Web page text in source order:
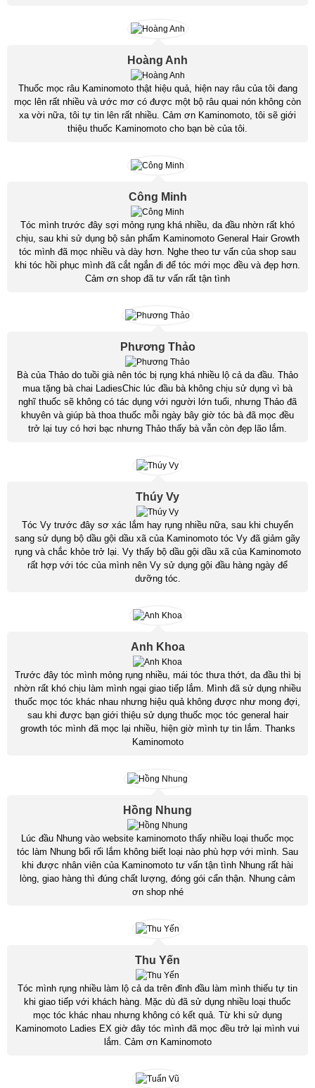
Hoàng Anh
Thuốc mọc râu Kaminomoto thật hiệu quả, hiện nay râu của tôi đang
mọc lên rất nhiều và ước mơ có được một bộ râu quai nón không còn
xa vời nữa, tôi tự tin lên rất nhiều. Cảm ơn Kaminomoto, tôi sẽ giới
thiệu thuốc Kaminomoto cho bạn bè của tôi.
Công Minh
Tóc mình trước đây sợi mỏng rụng khá nhiều, da đầu nhờn rất khó
chịu, sau khi sử dụng bộ sản phẩm Kaminomoto General Hair Growth
tóc mình đã mọc nhiều và dày hơn. Nghe theo tư vấn của shop sau
khi tóc hồi phục mình đã cắt ngắn đi để tóc mới mọc đều và đẹp hơn.
Cảm ơn shop đã tư vấn rất tận tình
Phương Thảo
Bà của Thảo do tuồi già nên tóc bị rụng khá nhiều lộ cả da đầu. Thảo
mua tặng bà chai LadiesChic lúc đầu bà không chịu sử dụng vì bà
nghĩ thuốc sẽ không có tác dụng với người lớn tuổi, nhưng Thảo đã
khuyên và giúp bà thoa thuốc mỗi ngày bây giờ tóc bà đã mọc đều
trở lại tuy có hơi bạc nhưng Thảo thấy bà vẫn còn đẹp lão lắm.
Thúy Vy
Tóc Vy trước đây sơ xác lắm hay rụng nhiều nữa, sau khi chuyển
sang sử dụng bộ dầu gội dầu xã của Kaminomoto tóc Vy đã giảm gãy
rụng và chắc khỏe trở lại. Vy thấy bộ dầu gội dầu xã của Kaminomoto
rất hợp với tóc của mình nên Vy sử dụng gội đầu hàng ngày để
dưỡng tóc.
Anh Khoa
Trước đây tóc mình mỏng rụng nhiều, mái tóc thưa thớt, da đầu thì bị
nhờn rất khó chịu làm mình ngại giao tiếp lắm. Mình đã sử dụng nhiều
thuốc mọc tóc khác nhau nhưng hiệu quả không được như mong đợi,
sau khi được bạn giới thiệu sử dụng thuốc mọc tóc general hair
growth tóc mình đã mọc lại nhiều, hiện giờ mình tự tin lắm. Thanks
Kaminomoto
Hồng Nhung
Lúc đầu Nhung vào website kaminomoto thấy nhiều loại thuốc mọc
tóc làm Nhung bối rối lắm không biết loại nào phù hợp với mình. Sau
khi được nhân viên của Kaminomoto tư vấn tận tình Nhung rất hài
lòng, giao hàng thì đúng chất lượng, đóng gói cẩn thận. Nhung cảm
ơn shop nhé
Thu Yến
Tóc mình rụng nhiều làm lộ cả da trên đỉnh đầu làm mình thiếu tự tin
khi giao tiếp với khách hàng. Mặc dù đã sử dụng nhiều loại thuốc
mọc tóc khác nhau nhưng không có kết quả. Từ khi sử dụng
Kaminomoto Ladies EX giờ đây tóc mình đã mọc đều trở lại mình vui
lắm. Cảm ơn Kaminomoto